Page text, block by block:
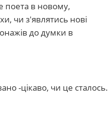
поета в новому,
чи з'являтись нові
до думки в
-цікаво, чи це сталось.